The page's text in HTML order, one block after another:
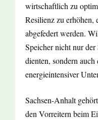
wirtschaftlich zu
Resilienz zu erhöhen,
abgefedert werden.
Speicher nicht nur
dienten, sondern
energieintensiver
Sachsen-Anhalt
den Vorreitern beim